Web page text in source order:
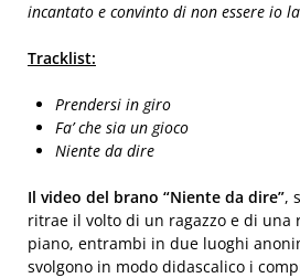
incantato e convinto di non essere io
Tracklist:
Prendersi in giro
Fa’ che sia un gioco
Niente da dire
Il video del brano “Niente da dire”,
ritrae il volto di un ragazzo e di una
piano, entrambi in due luoghi
svolgono in modo didascalico i